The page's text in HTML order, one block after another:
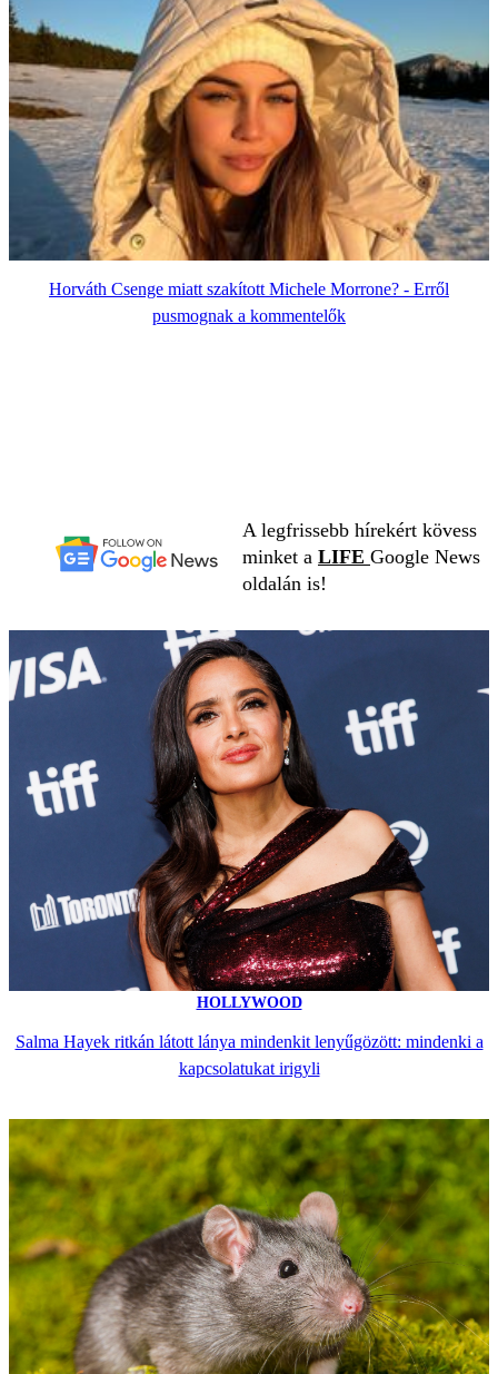
Horváth Csenge miatt szakított Michele Morrone? - Erről
pusmognak a kommentelők
A legfrissebb hírekért kövess
minket a LIFE Google News
oldalán is!
HOLLYWOOD
Salma Hayek ritkán látott lánya mindenkit lenyűgözött: mindenki a
kapcsolatukat irigyli